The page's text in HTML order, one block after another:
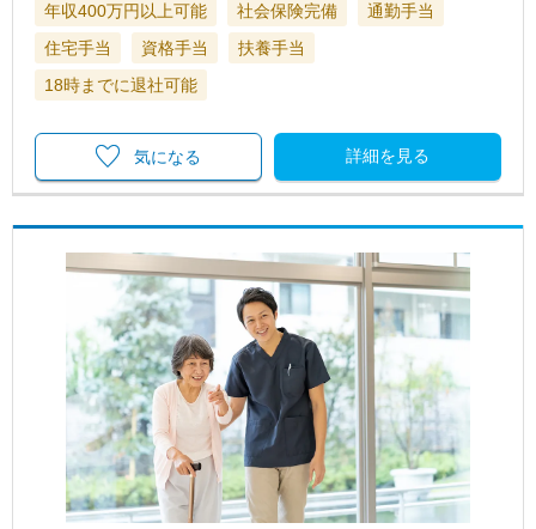
年収400万円以上可能 社会保険完備
通勤手当
住宅手当
資格手当
扶養手当
18時までに退社可能
詳細を見る
気になる